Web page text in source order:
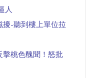
人
-聽到樓上單位拉
擊桃色醜聞！怒批